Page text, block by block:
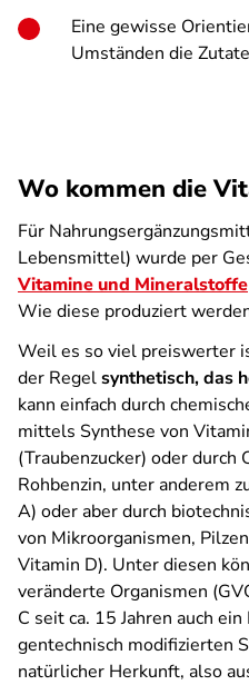
Eine gewisse
Umständen die
Wo kommen die
Für
Lebensmittel) wurde per
Vitamine und Mineralstoffe
Wie diese produziert
Weil es so viel preiswerter
der Regelsynthetisch, das
kann einfach durch
mittels Synthese von
(Traubenzucker) oder durch
Rohbenzin, unter anderem
A) oder aber durch
von Mikroorganismen,
Vitamin D). Unter diesen
veränderte Organismen
C seit ca. 15 Jahren auch
gentechnisch modifizierten
natürlicher Herkunft, also